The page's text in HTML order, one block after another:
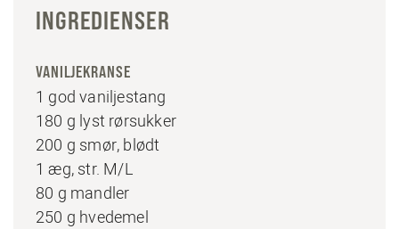
INGREDIENSER
VANILJEKRANSE
1 god vaniljestang
180 g lyst rørsukker
200 g smør, blødt
1 æg, str. M/L
80 g mandler
250 g hvedemel